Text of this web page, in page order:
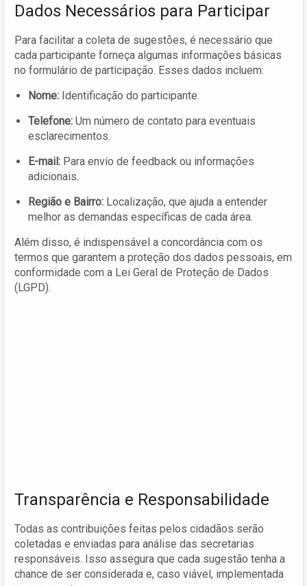
Dados Necessários para Participar
Para facilitar a coleta de sugestões, é necessário que
cada participante forneça algumas informações básicas
no formulário de participação. Esses dados incluem:
Nome: Identificação do participante.
Telefone: Um número de contato para eventuais
esclarecimentos.
E-mail: Para envio de feedback ou informações
adicionais.
Região e Bairro: Localização, que ajuda a entender
melhor as demandas específicas de cada área.
Além disso, é indispensável a concordância com os
termos que garantem a proteção dos dados pessoais, em
conformidade com a Lei Geral de Proteção de Dados
(LGPD).
Transparência e Responsabilidade
Todas as contribuições feitas pelos cidadãos serão
coletadas e enviadas para análise das secretarias
responsáveis. Isso assegura que cada sugestão tenha a
chance de ser considerada e, caso viável, implementada